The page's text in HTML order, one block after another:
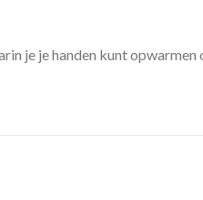
je je handen kunt